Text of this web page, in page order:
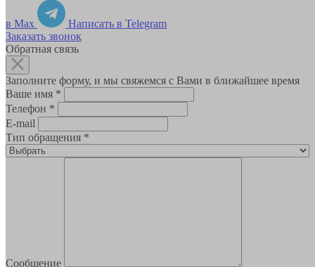
в Max
Написать в Telegram
Заказать звонок
Обратная связь
Заполните форму, и мы свяжемся с Вами в ближайшее время
Ваше имя *
Телефон *
E-mail
Тип обращения *
Сообщение